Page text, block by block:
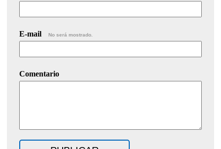
E-mail No será mostrado.
Comentario